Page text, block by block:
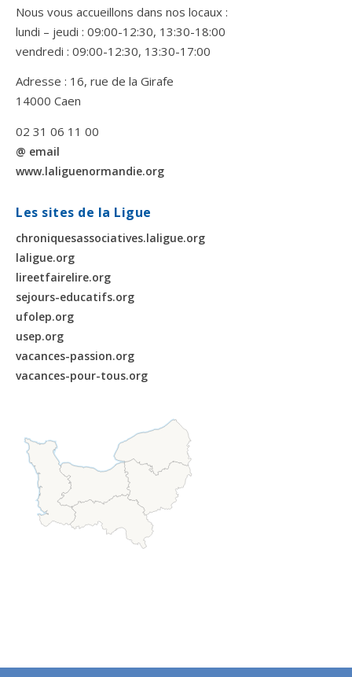
Nous vous accueillons dans nos locaux :
lundi – jeudi : 09:00-12:30, 13:30-18:00
vendredi : 09:00-12:30, 13:30-17:00
Adresse : 16, rue de la Girafe
14000 Caen
02 31 06 11 00
@ email
www.laliguenormandie.org
Les sites de la Ligue
chroniquesassociatives.laligue.org
laligue.org
lireetfairelire.org
sejours-educatifs.org
ufolep.org
usep.org
vacances-passion.org
vacances-pour-tous.org